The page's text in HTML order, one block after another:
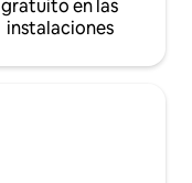
gratuito en las
instalaciones